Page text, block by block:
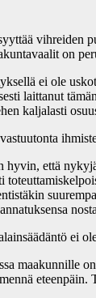
vihreiden
on
ei ole
laittanut
kaljalasti
että
ei
maakunnille